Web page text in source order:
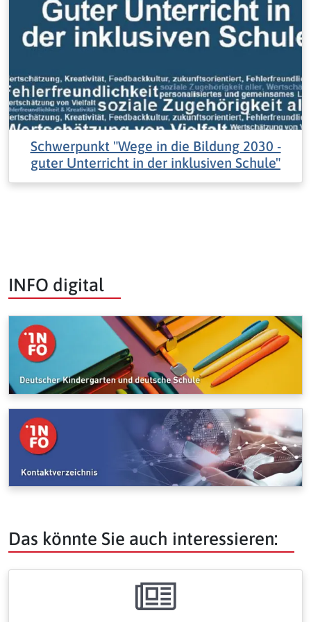
Schwerpunkt "Wege in die Bildung 2030 -
guter Unterricht in der inklusiven Schule"
INFO digital
Das könnte Sie auch interessieren: